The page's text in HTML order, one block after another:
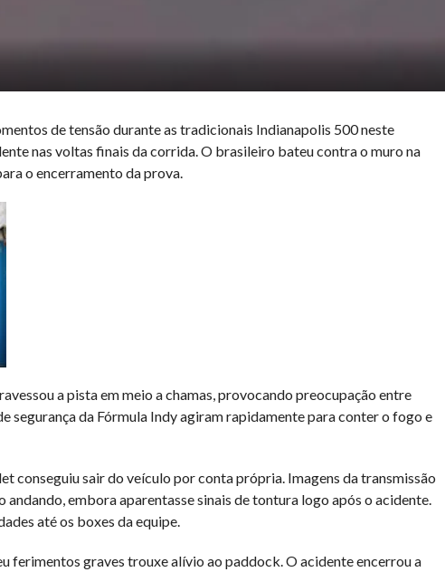
de tensão durante as tradicionais Indianapolis 500 neste
nas voltas finais da corrida. O brasileiro bateu contra o muro na
o encerramento da prova.
a pista em meio a chamas, provocando preocupação entre
segurança da Fórmula Indy agiram rapidamente para conter o fogo e
conseguiu sair do veículo por conta própria. Imagens da transmissão
embora aparentasse sinais de tontura logo após o acidente.
até os boxes da equipe.
ferimentos graves trouxe alívio ao paddock. O acidente encerrou a